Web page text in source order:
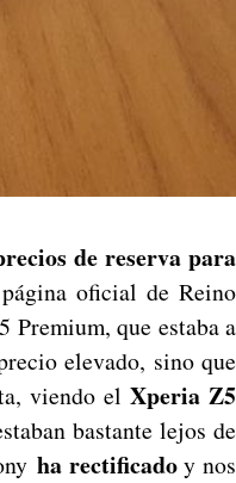
de reserva para
oficial de Reino
que estaba a
elevado, sino que
viendo el Xperia Z5
bastante lejos de
ha rectificadoy nos